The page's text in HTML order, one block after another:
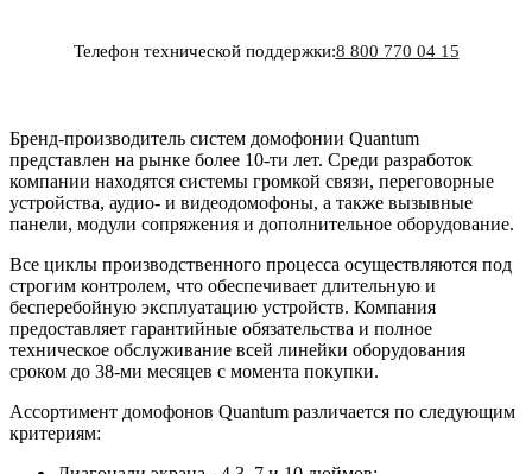
Телефон технической поддержки:8 800 770 04 15
Бренд-производитель систем домофонии Quantum
представлен на рынке более 10-ти лет. Среди разработок
компании находятся системы громкой связи, переговорные
устройства, аудио- и видеодомофоны, а также вызывные
панели, модули сопряжения и дополнительное оборудование.
Все циклы производственного процесса осуществляются под
строгим контролем, что обеспечивает длительную и
бесперебойную эксплуатацию устройств. Компания
предоставляет гарантийные обязательства и полное
техническое обслуживание всей линейки оборудования
сроком до 38-ми месяцев с момента покупки.
Ассортимент домофонов Quantum различается по следующим
критериям: